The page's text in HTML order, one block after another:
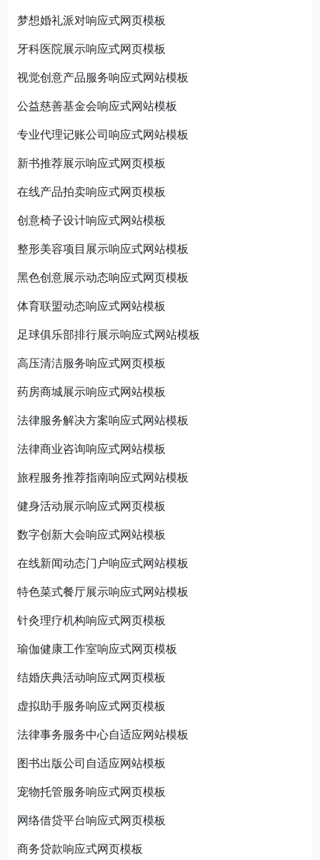
梦想婚礼派对响应式网页模板
牙科医院展示响应式网页模板
视觉创意产品服务响应式网站模板
公益慈善基金会响应式网站模板
专业代理记账公司响应式网站模板
新书推荐展示响应式网页模板
在线产品拍卖响应式网页模板
创意椅子设计响应式网站模板
整形美容项目展示响应式网站模板
黑色创意展示动态响应式网页模板
体育联盟动态响应式网站模板
足球俱乐部排行展示响应式网站模板
高压清洁服务响应式网页模板
药房商城展示响应式网站模板
法律服务解决方案响应式网站模板
法律商业咨询响应式网站模板
旅程服务推荐指南响应式网站模板
健身活动展示响应式网页模板
数字创新大会响应式网站模板
在线新闻动态门户响应式网站模板
特色菜式餐厅展示响应式网站模板
针灸理疗机构响应式网页模板
瑜伽健康工作室响应式网页模板
结婚庆典活动响应式网页模板
虚拟助手服务响应式网页模板
法律事务服务中心自适应网站模板
图书出版公司自适应网站模板
宠物托管服务响应式网页模板
网络借贷平台响应式网页模板
商务贷款响应式网页模板